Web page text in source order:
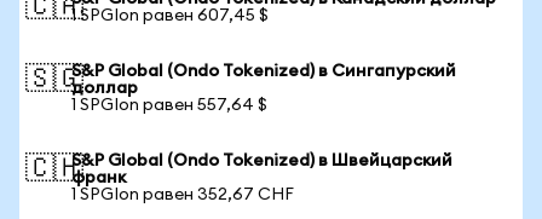
🇨🇦1 SPGIon равен 607,45 $
🇸🇬S&P Global (Ondo Tokenized) в Сингапурский
доллар
1 SPGIon равен 557,64 $
🇨🇭S&P Global (Ondo Tokenized) в Швейцарский
франк
1 SPGIon равен 352,67 CHF